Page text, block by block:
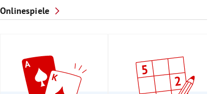
Onlinespiele